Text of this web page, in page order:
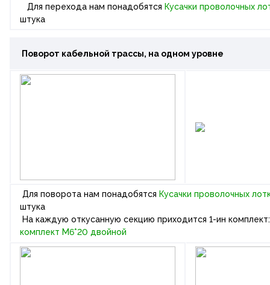
Для перехода нам понадобятся Кусачки проволочных
штука
Поворот кабельной трассы, на одном уровне
Для поворота нам понадобятся Кусачки проволочных
штука
На каждую откусанную секцию приходится 1-ин
комплект М6*20 двойной